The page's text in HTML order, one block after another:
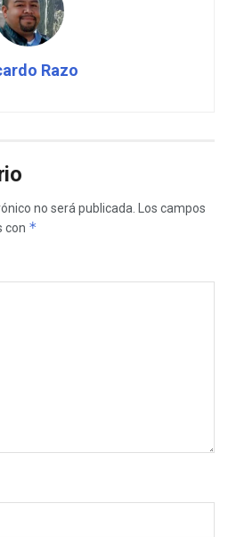
Razo
no será publicada.
Los campos
con *